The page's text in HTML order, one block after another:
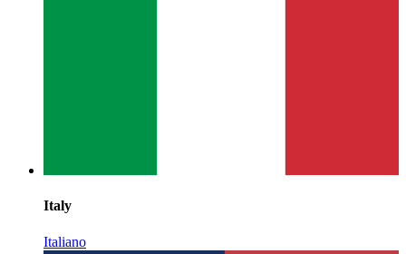
Italy
Italiano